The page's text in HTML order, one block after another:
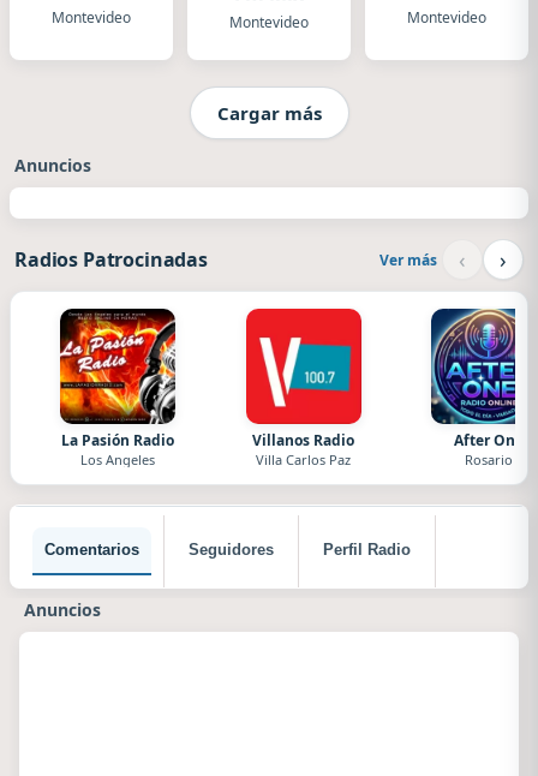
Montevideo Montevideo Montevideo
Cargar más
Anuncios
Radios Patrocinadas Ver más ‹ ›
La Pasión Radio
Los Angeles
Villanos Radio
Villa Carlos Paz
After One
Rosario
Comentarios Seguidores Perfil Radio
Anuncios